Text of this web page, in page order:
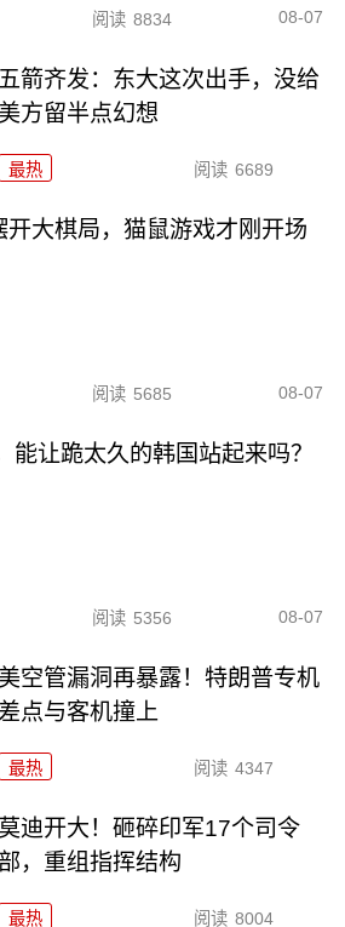
阅读 8834 08-07
五箭齐发：东大这次出手，没给
美方留半点幻想
最热 阅读 6689
大棋局，猫鼠游戏才刚开场
阅读 5685 08-07
能让跪太久的韩国站起来吗？
阅读 5356 08-07
美空管漏洞再暴露！特朗普专机
差点与客机撞上
最热 阅读 4347
莫迪开大！砸碎印军17个司令
部，重组指挥结构
最热 阅读 8004